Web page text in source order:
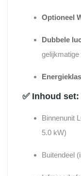
Optioneel
Dubbele
✅ Inhoud set:
Binnenunit
5.0 kW)
Buitendeel